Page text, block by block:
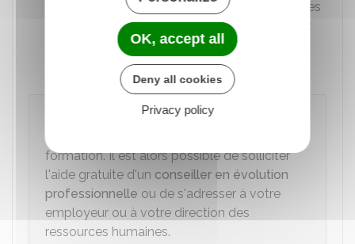
votre CPF). Il en est de même si vous êtes
en lien avec le lanceur d'alerte et risquez
des mesures de sanctions de la part de
votre employeur.
formation. Il est alors possible de solliciter
l'aide gratuite d'un conseiller en évolution
professionnelle ou de s'adresser à votre
employeur ou à votre direction des
ressources humaines.
OK, accept all
Deny all cookies
Privacy policy